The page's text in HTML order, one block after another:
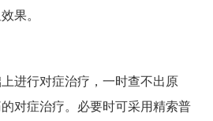
果。
进行对症治疗，一时查不出原
对症治疗。必要时可采用精索普